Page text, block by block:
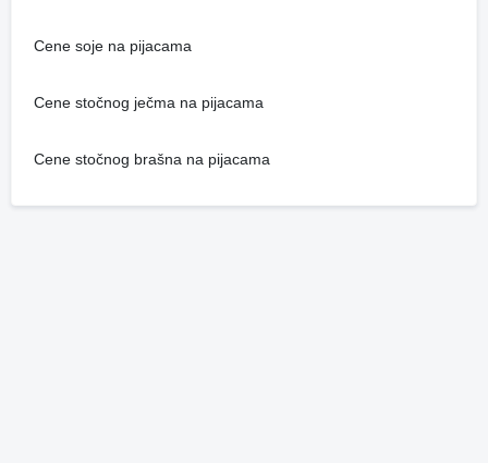
Cene soje na pijacama
Cene stočnog ječma na pijacama
Cene stočnog brašna na pijacama